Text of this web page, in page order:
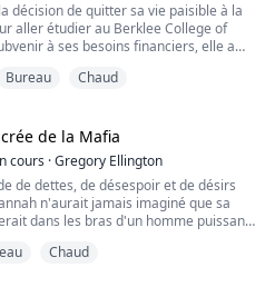
décision de quitter sa vie paisible à la
aller étudier au Berklee College of
à ses besoins financiers, elle a
pas, c'est que sa vie allait prendre
Bureau Chaud
de la Mafia
cours ·Gregory Ellington
de dettes, de désespoir et de désirs
n'aurait jamais imaginé que sa
dans les bras d'un homme puissant
Chaud